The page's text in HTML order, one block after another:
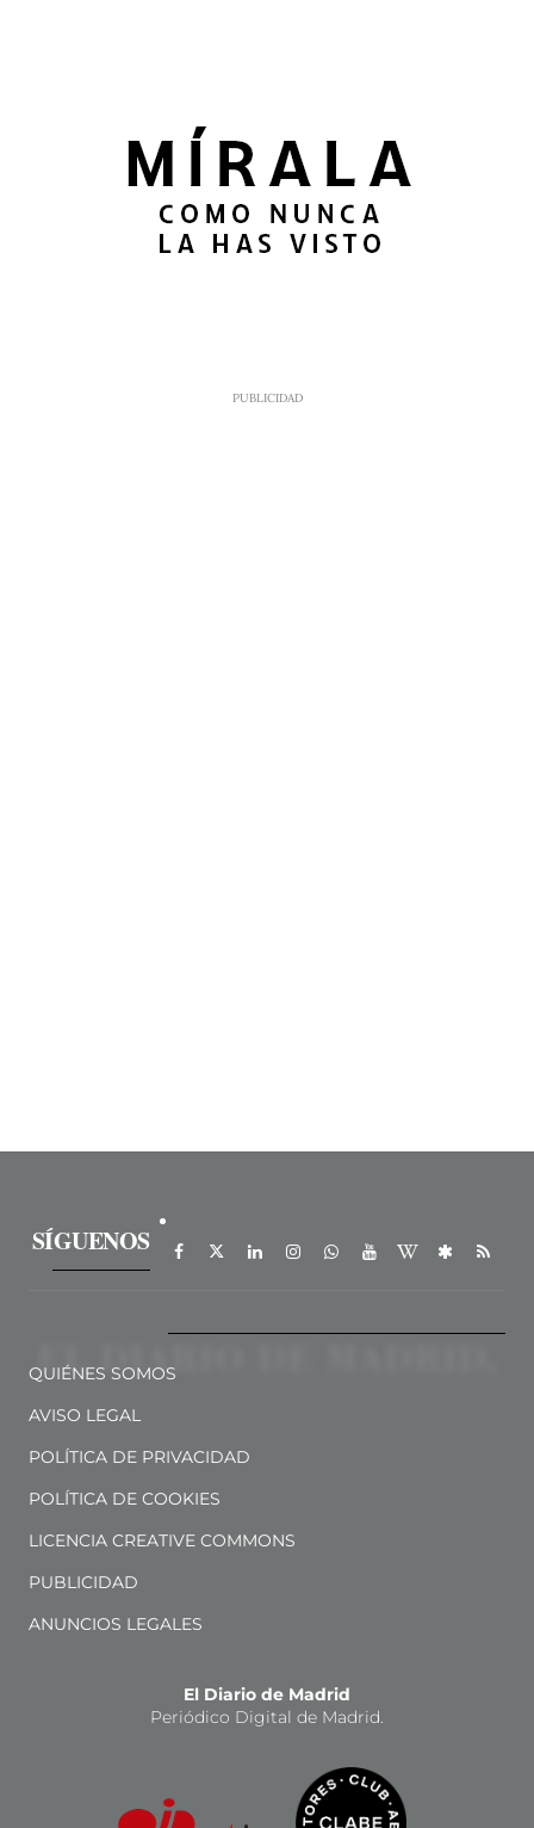
SÍGUENOS
QUIÉNES SOMOS
AVISO LEGAL
POLÍTICA DE PRIVACIDAD
POLÍTICA DE COOKIES
LICENCIA CREATIVE COMMONS
PUBLICIDAD
ANUNCIOS LEGALES
El Diario de Madrid
Periódico Digital de Madrid.